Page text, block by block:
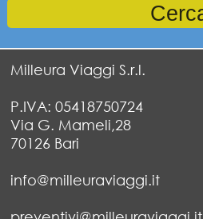
Milleura Viaggi S.r.l.
P.IVA: 05418750724
Via G. Mameli,28
70126 Bari
info@milleuraviaggi.it